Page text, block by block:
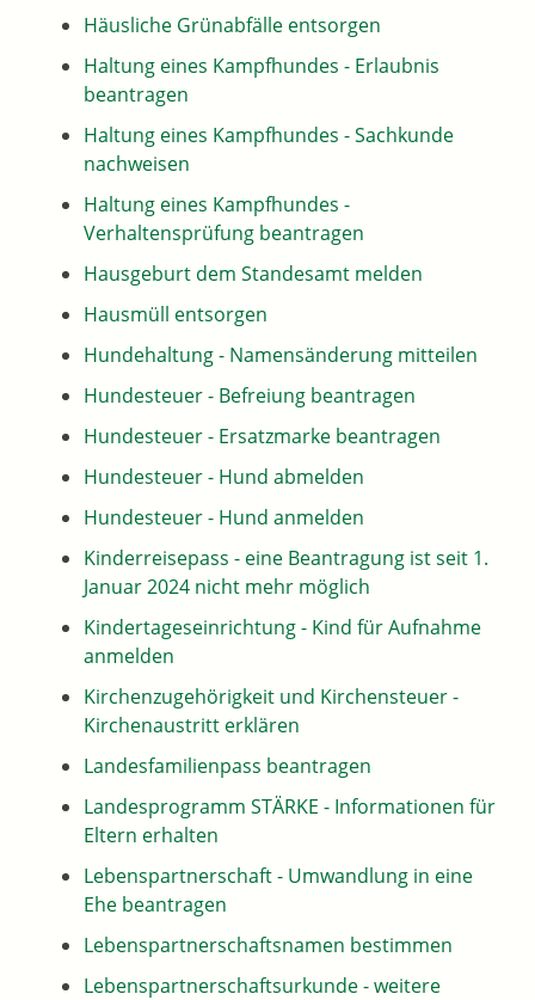
Häusliche Grünabfälle entsorgen
Haltung eines Kampfhundes - Erlaubnis
beantragen
Haltung eines Kampfhundes - Sachkunde
nachweisen
Haltung eines Kampfhundes -
Verhaltensprüfung beantragen
Hausgeburt dem Standesamt melden
Hausmüll entsorgen
Hundehaltung - Namensänderung mitteilen
Hundesteuer - Befreiung beantragen
Hundesteuer - Ersatzmarke beantragen
Hundesteuer - Hund abmelden
Hundesteuer - Hund anmelden
Kinderreisepass - eine Beantragung ist seit 1.
Januar 2024 nicht mehr möglich
Kindertageseinrichtung - Kind für Aufnahme
anmelden
Kirchenzugehörigkeit und Kirchensteuer -
Kirchenaustritt erklären
Landesfamilienpass beantragen
Landesprogramm STÄRKE - Informationen für
Eltern erhalten
Lebenspartnerschaft - Umwandlung in eine
Ehe beantragen
Lebenspartnerschaftsnamen bestimmen
Lebenspartnerschaftsurkunde - weitere